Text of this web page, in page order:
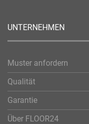
UNTERNEHMEN
Muster anfordern
Qualität
Garantie
Über FLOOR24